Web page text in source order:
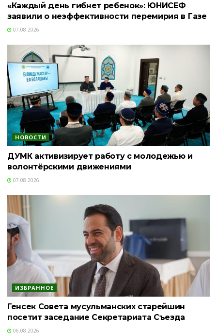
«Каждый день гибнет ребенок»: ЮНИСЕФ
заявили о неэффективности перемирия в Газе
07.08.2026
НОВОСТИ
ДУМК активизирует работу с молодежью и
волонтёрскими движениями
07.08.2026
ИЗБРАННОЕ
Генсек Совета мусульманских старейшин
посетит заседание Секретариата Съезда
06.08.2026